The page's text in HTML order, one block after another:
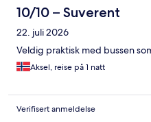
10/10 – Suverent
22. juli 2026
Veldig praktisk med bussen
Aksel, reise på 1 natt
Verifisert anmeldelse